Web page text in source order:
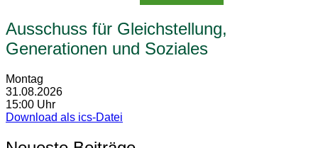
Ausschuss für Gleichstellung,
Generationen und Soziales
Montag
31.08.2026
15:00 Uhr
Download als ics-Datei